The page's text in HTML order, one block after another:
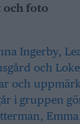
och foto
Ingerby,
och
och
i gruppen